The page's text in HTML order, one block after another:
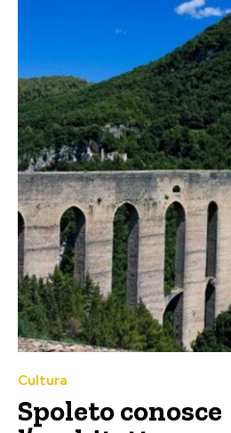
Cultura
Spoleto conosce